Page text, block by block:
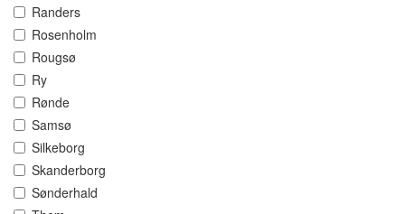
Randers
Rosenholm
Rougsø
Ry
Rønde
Samsø
Silkeborg
Skanderborg
Sønderhald